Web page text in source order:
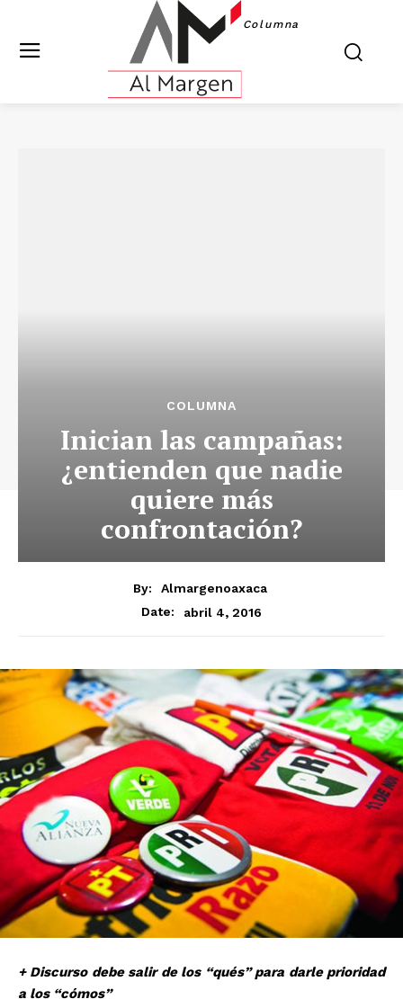
Columna
COLUMNA
Inician las campañas:
¿entienden que nadie
quiere más
confrontación?
By:
Almargenoaxaca
Date:
abril 4, 2016
+ Discurso debe salir de los “qués” para darle prioridad
a los “cómos”